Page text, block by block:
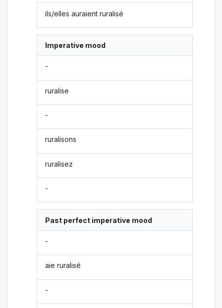
ils/elles auraient ruralisé
Imperative mood
-
ruralise
-
ruralisons
ruralisez
-
Past perfect imperative mood
-
aie ruralisé
-